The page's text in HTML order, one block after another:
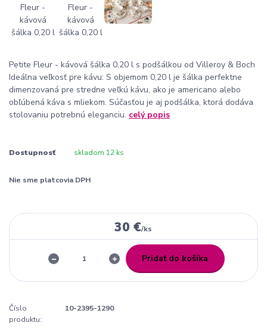
Petite Fleur - kávová šálka 0,20 l s podšálkou od Villeroy & Boch
Ideálna veľkosť pre kávu: S objemom 0,20 l je šálka perfektne
dimenzovaná pre stredne veľkú kávu, ako je americano alebo
obľúbená káva s mliekom. Súčasťou je aj podšálka, ktorá dodáva
stolovaniu potrebnú eleganciu. celý popis
Dostupnosť skladom 12 ks
Nie sme platcovia DPH
30 €/ks
Pridať do košíka
Číslo
produktu:
10-2395-1290